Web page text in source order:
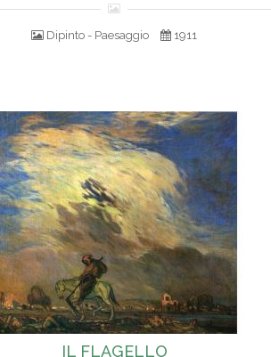
Dipinto - Paesaggio 1911
IL FLAGELLO